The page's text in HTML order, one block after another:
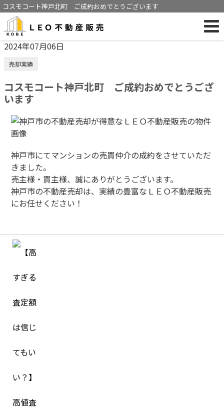
コスモコート神戸北町 ご成約おめでとうございます
2024年07月06日
売却実績
コスモコート神戸北町 ご成約おめでとうござ
います
神戸市にてマンションの売買仲介の成約をさせていただ
きました。
売主様・買主様、誠にありがとうございます。
神戸市の不動産売却は、実績の豊富なＬＥＯ不動産販売
にお任せください！